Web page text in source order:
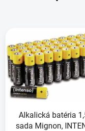
Alkalická batéria
sada Mignon,